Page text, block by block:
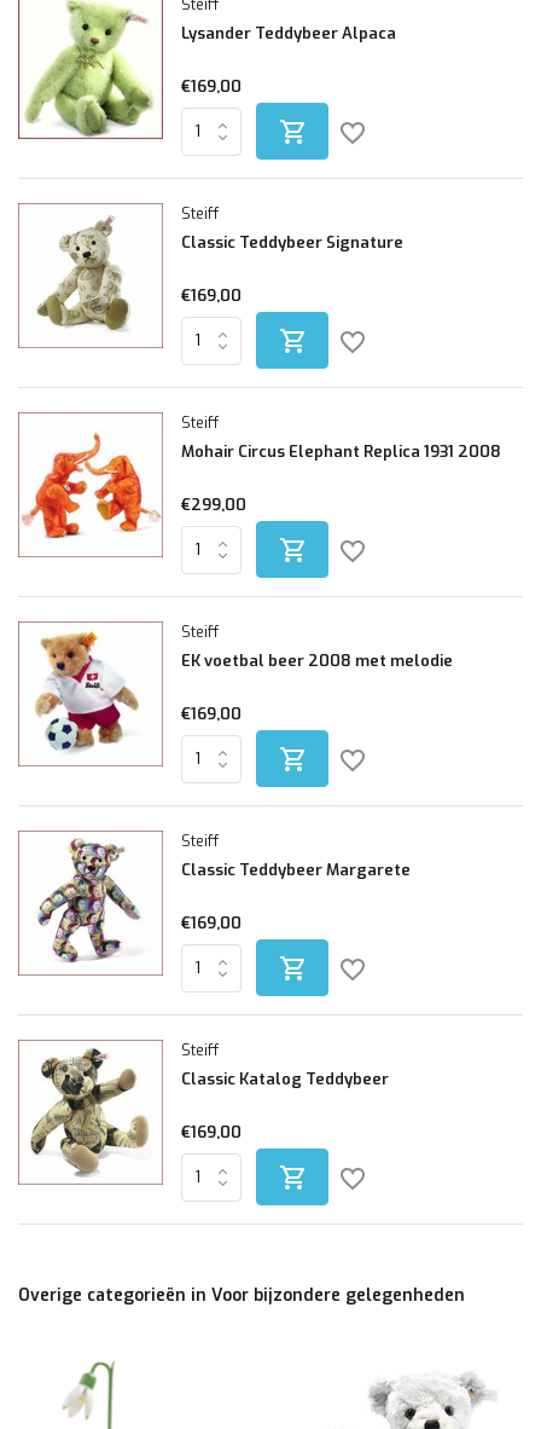
Steiff
Lysander Teddybeer Alpaca
€169,00
Steiff
Classic Teddybeer Signature
€169,00
Steiff
Mohair Circus Elephant Replica 1931 2008
€299,00
Steiff
EK voetbal beer 2008 met melodie
€169,00
Steiff
Classic Teddybeer Margarete
€169,00
Steiff
Classic Katalog Teddybeer
€169,00
Overige categorieën in Voor bijzondere gelegenheden